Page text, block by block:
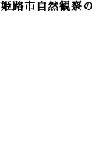
姫路市自然観察